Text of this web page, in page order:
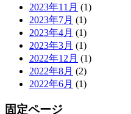
2023年11月 (1)
2023年7月 (1)
2023年4月 (1)
2023年3月 (1)
2022年12月 (1)
2022年8月 (2)
2022年6月 (1)
固定ページ